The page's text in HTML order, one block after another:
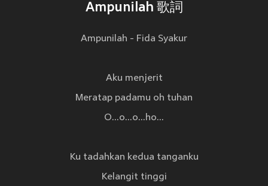
Ampunilah 歌詞
Ampunilah - Fida Syakur
Aku menjerit
Meratap padamu oh tuhan
O...o...o...ho...
Ku tadahkan kedua tanganku
Kelangit tinggi